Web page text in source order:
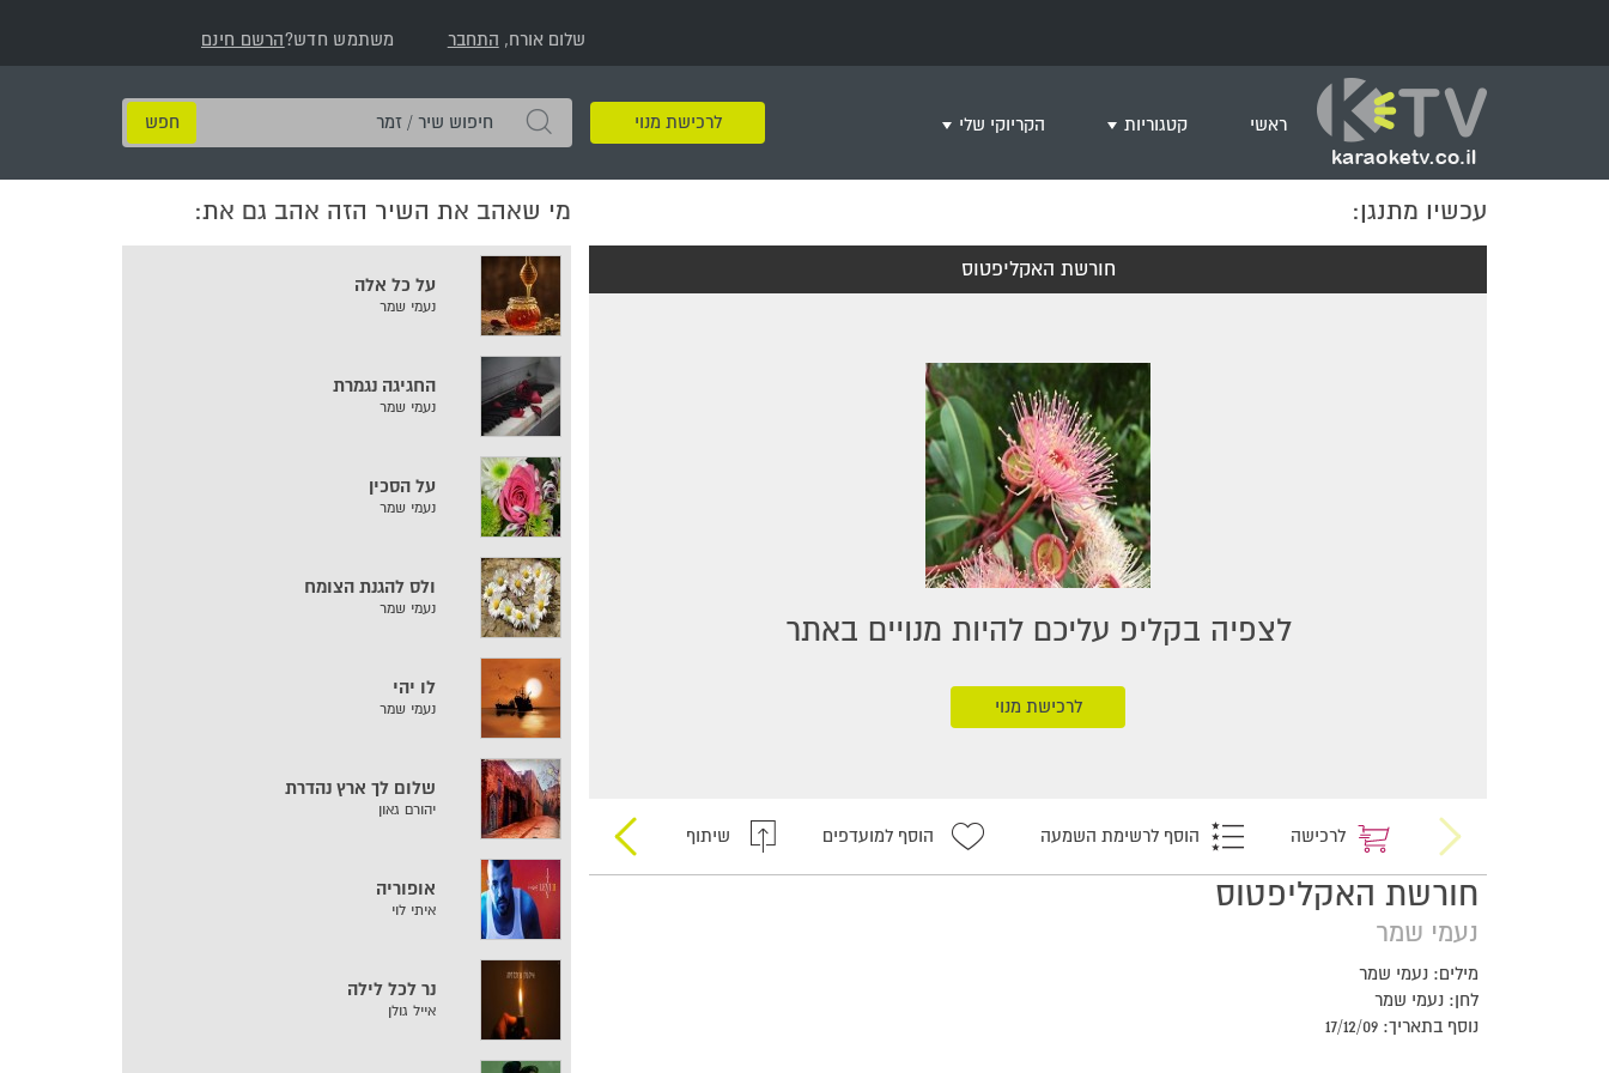
שלום אורח, התחבר משתמש חדש?הרשם חינם
ראשי קטגוריות
שירי רוק/פופ
היפ הופ
English songs
שירי ארץ ישראל
שירי אירוויזיון
מסיבת רווקות
שירי יום הזיכרון
שירי ילדים
שירי קטנטנים
שירי להקות צבאיות
הקריוקי שלי
+ צור רשימת השמעה חדשה
לרכישת מנוי
חיפוש
שיר
/
זמר
עכשיו מתנגן:
חורשת האקליפטוס
לצפיה בקליפ עליכם להיות מנויים באתר
לרכישת מנוי
לרכישה הוסף לרשימת השמעה הוסף למועדפים שיתוף
חורשת האקליפטוס
נעמי שמר
מילים: נעמי שמר
לחן: נעמי שמר
נוסף בתאריך: 17/12/09
מי שאהב את השיר הזה אהב גם את:
על כל אלה
נעמי שמר
החגיגה נגמרת
נעמי שמר
על הסכין
נעמי שמר
ולס להגנת הצומח
נעמי שמר
לו יהי
נעמי שמר
שלום לך ארץ נהדרת
יהורם גאון
אופוריה
איתי לוי
נר לכל לילה
אייל גולן